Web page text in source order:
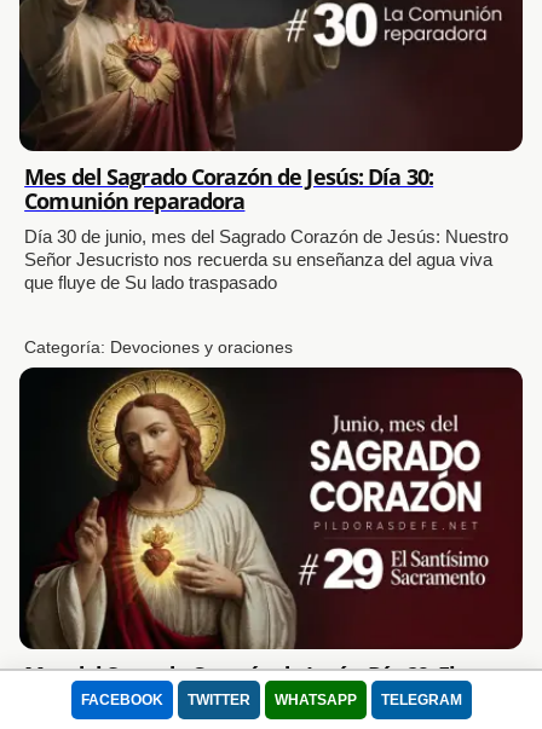
FACEBOOK TWITTER WHATSAPP TELEGRAM
Mes del Sagrado Corazón de Jesús: Día 30:
Comunión reparadora
Día 30 de junio, mes del Sagrado Corazón de Jesús: Nuestro
Señor Jesucristo nos recuerda su enseñanza del agua viva
que fluye de Su lado traspasado
Categoría: Devociones y oraciones
Mes del Sagrado Corazón de Jesús: Día 29: El
Santísimo Sacramento